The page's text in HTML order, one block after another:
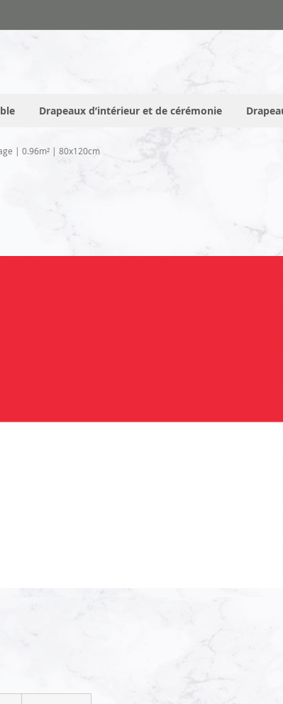
Drapeaux d’intérieur et de cérémonie
| 0.96m² | 80x120cm